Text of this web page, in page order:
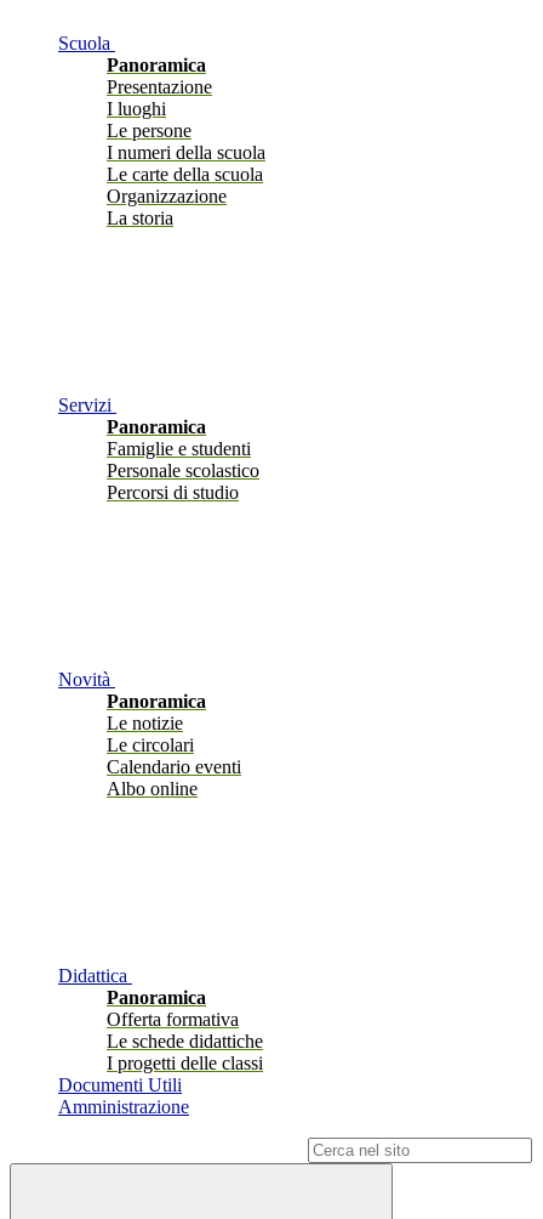
Scuola
Panoramica
Presentazione
I luoghi
Le persone
I numeri della scuola
Le carte della scuola
Organizzazione
La storia
Servizi
Panoramica
Famiglie e studenti
Personale scolastico
Percorsi di studio
Novità
Panoramica
Le notizie
Le circolari
Calendario eventi
Albo online
Didattica
Panoramica
Offerta formativa
Le schede didattiche
I progetti delle classi
Documenti Utili
Amministrazione